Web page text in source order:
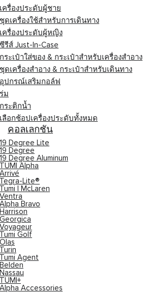
เลือกช้อปเครื่องประดับทั้งหมด
เครื่องประดับผู้ชาย
ชุดเครื่องใช้สำหรับการเดินทาง
เครื่องประดับผู้หญิง
ซีรีส์ Just-In-Case
กระเป๋าใส่ของ & กระเป๋าสำหรับเครื่องสำอาง
ชุดเครื่องสำอาง & กระเป๋าสำหรับเดินทาง
อุปกรณ์เสริมกอล์ฟ
ร่ม
กระติกน้ำ
คอลเลกชัน
19 Degree Lite
19 Degree
19 Degree Aluminum
TUMI Alpha
Arrivé
Tegra-Lite®
Tumi I McLaren
Ventra
Alpha Bravo
Harrison
Georgica
Voyageur
Tumi Golf
Olas
Turin
Tumi Agent
Belden
Nassau
TUMI+
Alpha Accessories